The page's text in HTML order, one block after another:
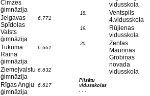
Cimzes
ģimnāzija
Jelgavas
Spīdolas
Valsts
ģimnāzija
6.771
Tukuma
Raiņa
ģimnāzija
6.661
Ziemeļvalstu
ģimnāzija
6.632
Rīgas Angļu
ģimnāzija
6.617
vidusskola
18.
Ventspils
4.vidusskola
19.
Rūjienas
vidusskola
20.
Zentas
Mauriņas
Grobiņas
novada
vidusskola
Pilsētu
vidusskolas
. . .